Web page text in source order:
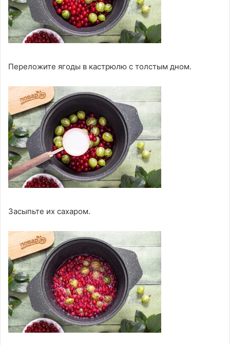
Переложите ягоды в кастрюлю с толстым дном.
Засыпьте их сахаром.